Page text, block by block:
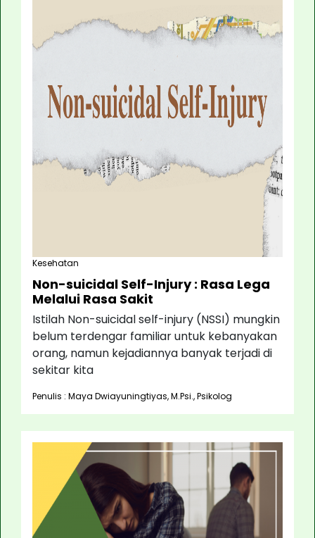
Kesehatan
Non-suicidal Self-Injury : Rasa Lega
Melalui Rasa Sakit
Istilah Non-suicidal self-injury (NSSI) mungkin
belum terdengar familiar untuk kebanyakan
orang, namun kejadiannya banyak terjadi di
sekitar kita
Penulis : Maya Dwiayuningtiyas, M.Psi., Psikolog